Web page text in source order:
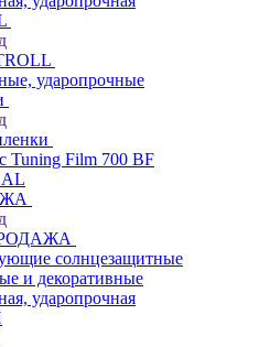
ударопрочные
Tuning Film 700 BF
солнцезащитные
и декоративные
ударопрочная